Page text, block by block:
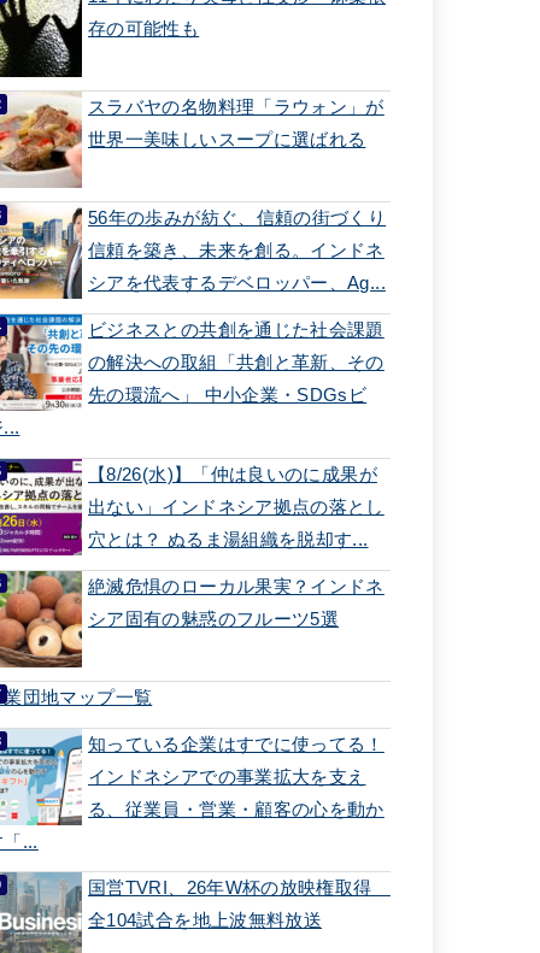
存の可能性も
スラバヤの名物料理「ラウォン」が
世界一美味しいスープに選ばれる
56年の歩みが紡ぐ、信頼の街づくり
信頼を築き、未来を創る。インドネ
シアを代表するデベロッパー、Ag...
ビジネスとの共創を通じた社会課題
の解決への取組「共創と革新、その
先の環流へ」 中小企業・SDGsビ
...
【8/26(水)】「仲は良いのに成果が
出ない」インドネシア拠点の落とし
穴とは？ ぬるま湯組織を脱却す...
絶滅危惧のローカル果実？インドネ
シア固有の魅惑のフルーツ5選
業団地マップ一覧
知っている企業はすでに使ってる！
インドネシアでの事業拡大を支え
る、従業員・営業・顧客の心を動か
「...
国営TVRI、26年W杯の放映権取得
全104試合を地上波無料放送